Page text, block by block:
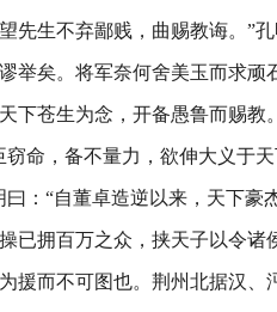
先生不弃鄙贱，曲赐教诲。”孔
举矣。将军奈何舍美玉而求顽
下苍生为念，开备愚鲁而赐教
命，备不量力，欲伸大义于
：“自董卓造逆以来，天下豪
已拥百万之众，挟天子以令诸
援而不可图也。荆州北据汉、